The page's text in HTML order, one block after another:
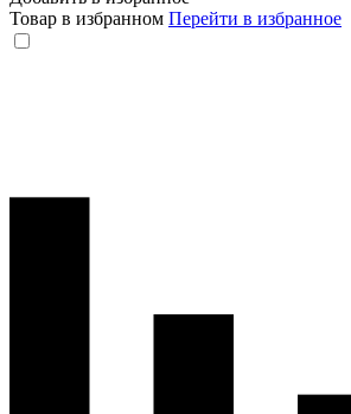
Товар в избранном Перейти в избранное